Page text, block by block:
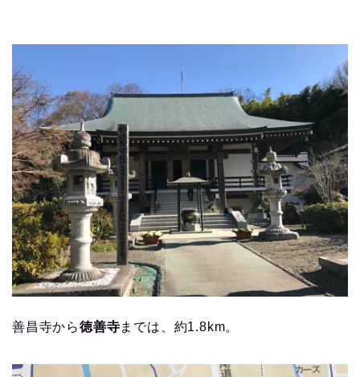
善昌寺から徳善寺までは、約1.8km。